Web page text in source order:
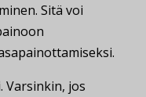
Sitä voi
Varsinkin, jos